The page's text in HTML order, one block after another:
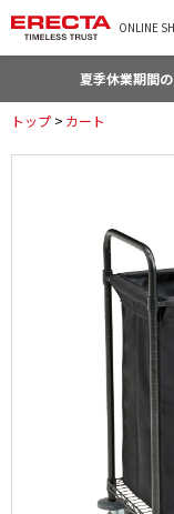
ONLINE
夏季休業期間
トップ > カート